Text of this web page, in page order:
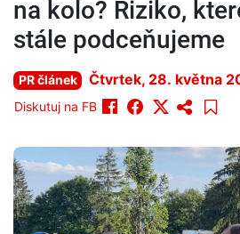
na kolo? Riziko,
stále podceňujeme
PR článek Čtvrtek, 28. května
Diskutuj na FB